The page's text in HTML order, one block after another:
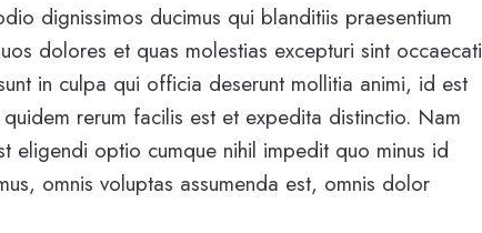
dignissimos ducimus qui blanditiis praesentium
dolores et quas molestias excepturi sint occaecati
in culpa qui officia deserunt mollitia animi, id est
rerum facilis est et expedita distinctio. Nam
eligendi optio cumque nihil impedit quo minus id
omnis voluptas assumenda est, omnis dolor